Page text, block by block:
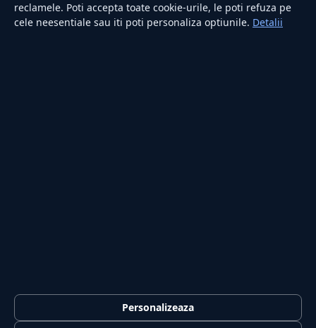
RUBRICI
Confidențialitate
reclamele. Poti accepta toate cookie-urile, le poti refuza pe
cele neesentiale sau iti poti personaliza optiunile. Detalii
Personalizeaza